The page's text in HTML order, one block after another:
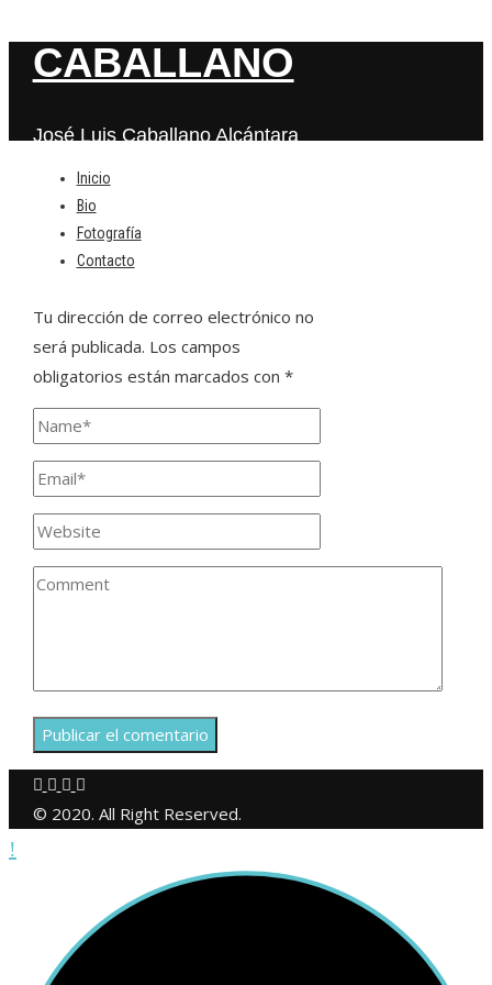
CABALLANO
José Luis Caballano Alcántara
Inicio
Bio
Fotografía
Contacto
Deja una respuesta
Tu dirección de correo electrónico no
será publicada. Los campos
obligatorios están marcados con *
© 2020. All Right Reserved.